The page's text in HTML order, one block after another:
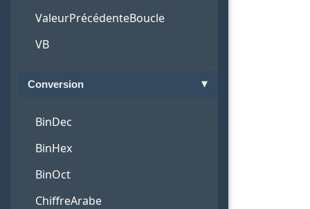
ValeurPrécédenteBoucle
VB
Conversion
BinDec
BinHex
BinOct
ChiffreArabe